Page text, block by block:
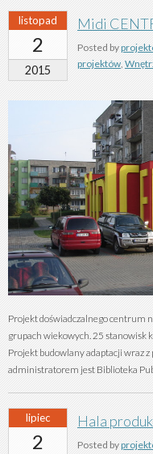
listopad
2
2015
Midi
Posted by
projektów,
Projekt doświadczalnego centrum
grupach wiekowych. 25 stanowisk
Projekt budowlany adaptacji wraz
administratorem jest Biblioteka
lipiec
2
Hala
Posted by